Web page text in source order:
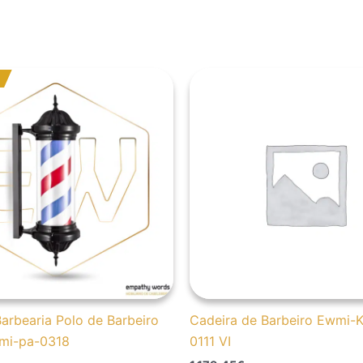
Polo de Barbeiro
pa-0318
Cadeira de Barbeiro Ewmi-
0111 VI